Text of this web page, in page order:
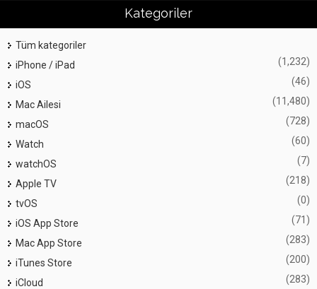
Kategoriler
Tüm kategoriler
iPhone / iPad
(1,232)
iOS (46)
Mac Ailesi (11,480)
macOS (728)
Watch (60)
watchOS (7)
Apple TV (218)
tvOS (0)
iOS App Store (71)
Mac App Store (283)
iTunes Store (200)
iCloud (283)